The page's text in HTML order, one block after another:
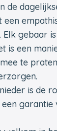
de
Elk gebaar
is een
te
is de
garantie